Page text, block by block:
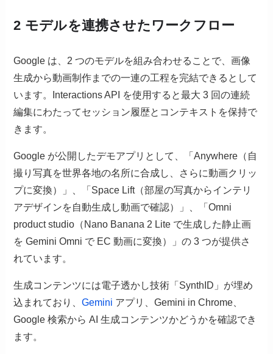
2 モデルを連携させたワークフロー
Google は、2 つのモデルを組み合わせることで、画像
生成から動画制作までの一連の工程を完結できるとして
います。Interactions API を使用すると最大 3 回の連続
編集にわたってセッション履歴とコンテキストを保持で
きます。
Google が公開したデモアプリとして、「Anywhere（自
撮り写真を世界各地の名所に合成し、さらに動画クリッ
プに変換）」、「Space Lift（部屋の写真からインテリ
アデザインを自動生成し動画で確認）」、「Omni
product studio（Nano Banana 2 Lite で生成した静止画
を Gemini Omni で EC 動画に変換）」の 3 つが提供さ
れています。
生成コンテンツには電子透かし技術「SynthID」が埋め
込まれており、Gemini アプリ、Gemini in Chrome、
Google 検索から AI 生成コンテンツかどうかを確認でき
ます。